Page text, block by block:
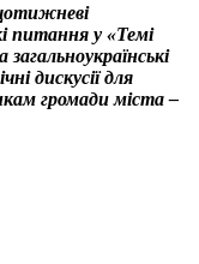
питання у «Темі
дискусії для
громади міста –